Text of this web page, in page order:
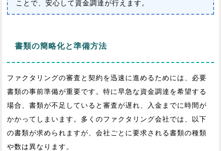
ことで、安心して資金調達が行えます。
書類の簡略化と準備方法
ファクタリングの審査と契約を迅速に進めるためには、必要
書類の事前準備が重要です。特に早急な資金調達を希望する
場合、書類が不足していると審査が遅れ、入金までに時間が
かかってしまいます。多くのファクタリング会社では、以下
の書類が求められますが、会社ごとに要求される書類の種類
や数は異なります。